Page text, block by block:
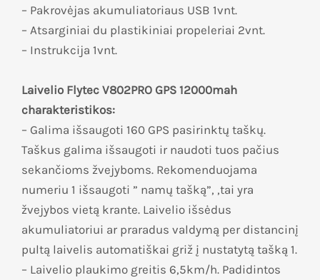
– Pakrovėjas akumuliatoriaus USB 1vnt.
– Atsarginiai du plastikiniai propeleriai 2vnt.
– Instrukcija 1vnt.
Laivelio Flytec V802PRO GPS 12000mah
charakteristikos:
– Galima išsaugoti 160 GPS pasirinktų taškų.
Taškus galima išsaugoti ir naudoti tuos pačius
sekančioms žvejyboms. Rekomenduojama
numeriu 1 išsaugoti ” namų tašką”, ,tai yra
žvejybos vietą krante. Laivelio išsėdus
akumuliatoriui ar praradus valdymą per distancinį
pultą laivelis automatiškai griž į nustatytą tašką 1.
– Laivelio plaukimo greitis 6,5km/h. Padidintos